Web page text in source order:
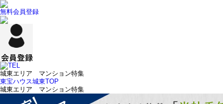
無料会員登録
城東エリア マンション特集
東宝ハウス城東TOP
城東エリア マンション特集